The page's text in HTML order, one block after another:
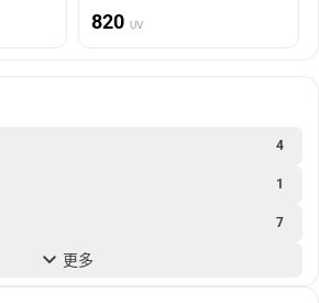
820 UV
4
1
7
更多